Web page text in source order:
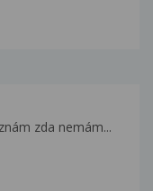
zda nemám...